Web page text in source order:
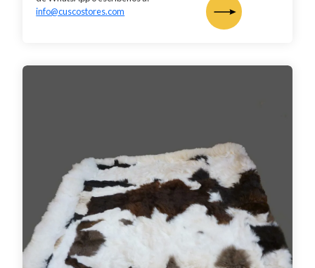
info@cuscostores.com